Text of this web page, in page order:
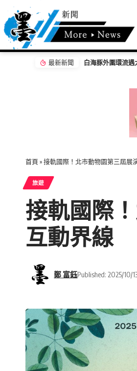
最新新聞 白海豚外圍環流
首頁 »接軌國際！北市動物園第三屆
旅遊
接軌國際
互動界線
鄭 富鈺Published: 2025/10/